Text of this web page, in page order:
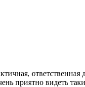
ответственная
приятно видеть